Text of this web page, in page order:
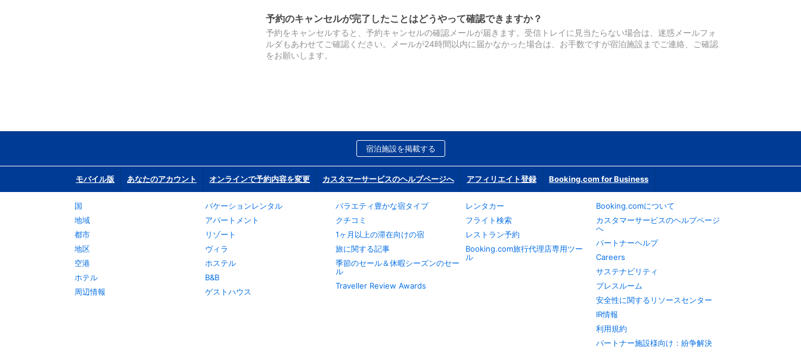
予約のキャンセルが完了したことはどうやって確認できますか？
予約をキャンセルすると、予約キャンセルの確認メールが届きます。受信トレイに見当たらない場合は、迷惑メールフォ
ルダもあわせてご確認ください。メールが24時間以内に届かなかった場合は、お手数ですが宿泊施設までご連絡、ご確認
をお願いします。
宿泊施設を掲載する
モバイル版 あなたのアカウント オンラインで予約内容を変更 カスタマーサービスのヘルプページへ アフィリエイト登録 Booking.com for Business
国
地域
都市
地区
空港
ホテル
周辺情報
バケーションレンタル
アパートメント
リゾート
ヴィラ
ホステル
B&B
ゲストハウス
バラエティ豊かな宿タイプ
クチコミ
1ヶ月以上の滞在向けの宿
旅に関する記事
季節のセール＆休暇シーズンのセー
ル
Traveller Review Awards
レンタカー
フライト検索
レストラン予約
Booking.com旅行代理店専用ツー
ル
Booking.comについて
カスタマーサービスのヘルプページ
へ
パートナーヘルプ
Careers
サステナビリティ
プレスルーム
安全性に関するリソースセンター
IR情報
利用規約
パートナー施設様向け：紛争解決